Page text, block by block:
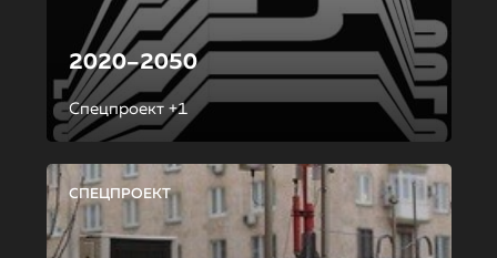
2020–2050
Спецпроект +1
СПЕЦПРОЕКТ